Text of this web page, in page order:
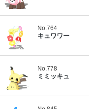
No.764
キュワワー
No.778
ミミッキュ